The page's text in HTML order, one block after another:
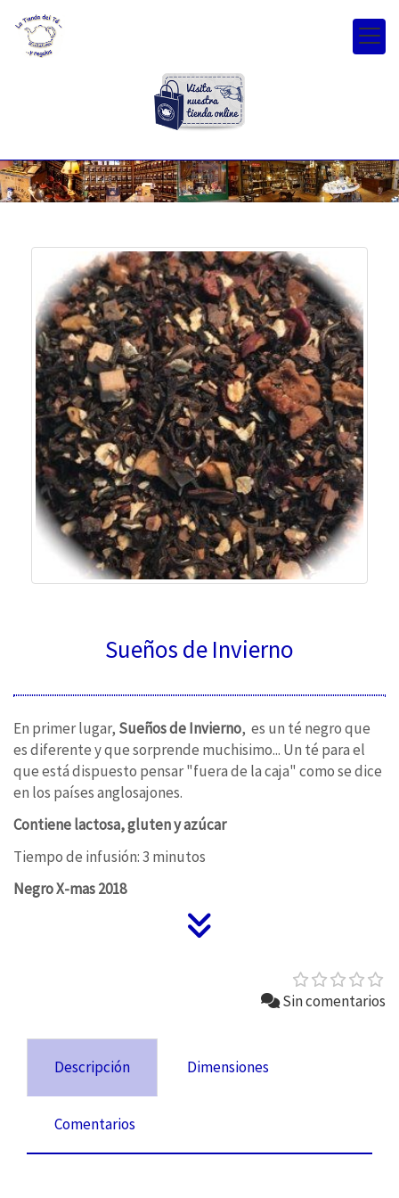
Sueños de Invierno
En primer lugar, Sueños de Invierno, es un té negro que
es diferente y que sorprende muchisimo... Un té para el
que está dispuesto pensar "fuera de la caja" como se dice
en los países anglosajones.
Contiene lactosa, gluten y azúcar
Tiempo de infusión: 3 minutos
Negro X-mas 2018
Sin comentarios
Descripción Dimensiones
Comentarios